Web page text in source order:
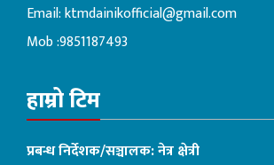
Email:ktmdainikofficial@gmail.com
Mob :9851187493
हाम्रो टिम
प्रबन्ध निर्देशक/सञ्चालक: नेत्र क्षेत्री